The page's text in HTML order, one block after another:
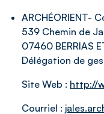
ARCHÉORIENT-
539 Chemin de
07460 BERRIAS
Délégation de
Site Web : http://
Courriel :